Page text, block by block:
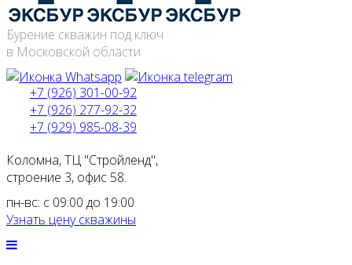
Бурение скважин под ключ
в Московской области
+7 (926) 301-00-92
+7 (926) 277-92-32
+7 (929) 985-08-39
Коломна, ТЦ "Стройленд",
строение 3, офис 58.
пн-вс: с 09:00 до 19:00
Узнать цену скважины